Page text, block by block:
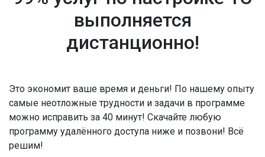
выполняется
дистанционно!
Это экономит ваше время и деньги! По нашему опыту
самые неотложные трудности и задачи в программе
можно исправить за 40 минут! Скачайте любую
программу удалённого доступа ниже и позвони! Всё
решим!